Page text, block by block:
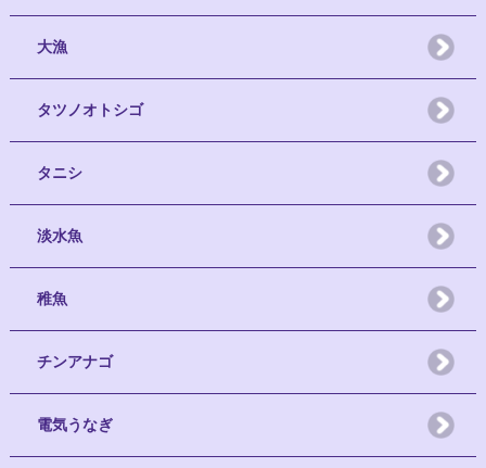
大漁
タツノオトシゴ
タニシ
淡水魚
稚魚
チンアナゴ
電気うなぎ